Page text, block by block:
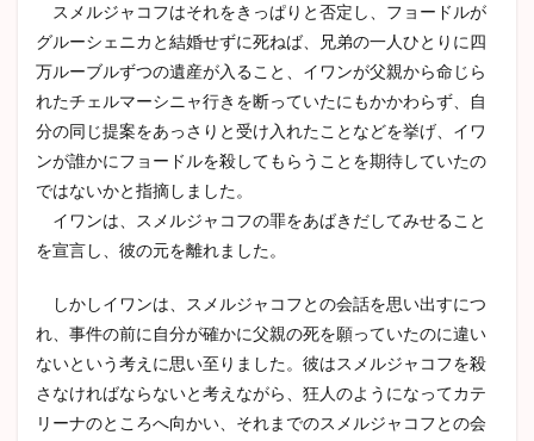
スメルジャコフはそれをきっぱりと否定し、フョードルが
グルーシェニカと結婚せずに死ねば、兄弟の一人ひとりに四
万ルーブルずつの遺産が入ること、イワンが父親から命じら
れたチェルマーシニャ行きを断っていたにもかかわらず、自
分の同じ提案をあっさりと受け入れたことなどを挙げ、イワ
ンが誰かにフョードルを殺してもらうことを期待していたの
ではないかと指摘しました。
イワンは、スメルジャコフの罪をあばきだしてみせること
を宣言し、彼の元を離れました。
しかしイワンは、スメルジャコフとの会話を思い出すにつ
れ、事件の前に自分が確かに父親の死を願っていたのに違い
ないという考えに思い至りました。彼はスメルジャコフを殺
さなければならないと考えながら、狂人のようになってカテ
リーナのところへ向かい、それまでのスメルジャコフとの会